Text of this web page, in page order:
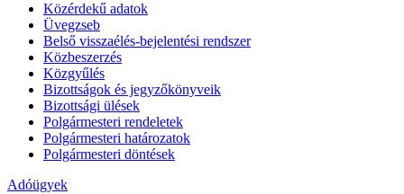
Közérdekű adatok
Üvegzseb
Belső visszaélés-bejelentési rendszer
Közbeszerzés
Közgyűlés
Bizottságok és jegyzőkönyveik
Bizottsági ülések
Polgármesteri rendeletek
Polgármesteri határozatok
Polgármesteri döntések
Adóügyek